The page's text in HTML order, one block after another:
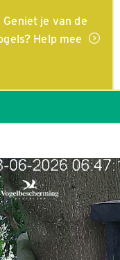
Geniet je van de
Help mee